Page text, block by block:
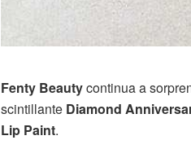
Fenty Beautycontinua a
scintillante Diamond
Lip Paint.